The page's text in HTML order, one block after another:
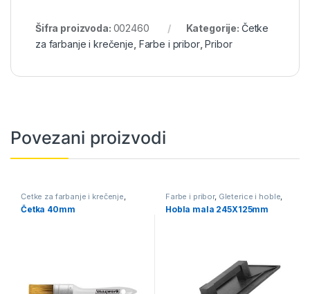
Šifra proizvoda: 002460 Kategorije: Četke
za farbanje i krečenje Farbe i pribor,Pribor
Povezani proizvodi
Četke za farbanje i krečenje,
Farbe i pribor Pribor
Četka 40mm
Farbe i pribor, Gleterice i hoble,
Pribor
Hobla mala 245X125mm